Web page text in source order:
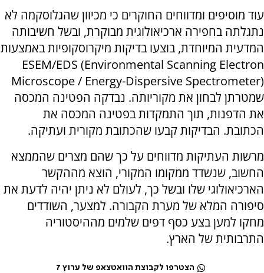
עוד מוסיפים ומדווחים החוקרים כי מכיוון שהגלוסקמה לא
נתגלתה בחפירה ארכיאולוגית מבוקרת, ובשל חשיבותה
המדעית המיוחדת, בוצעו בדיקות מיקרוסקופיות באמצעות
ESEM/EDS (Environmental Scanning Electron
Microscope / Energy-Dispersive Spectrometer)
שמטרתן לבחון את מקוריותה. נבדקה הפטינה המכסה
את הדפנות, תוך התמקדות בפטינה המכסה את
הכתובת. הבדיקות קבעו שהכתובת מקורית ועתיקה.
מרשות העתיקות מדווחים על כך שהם מצרים שהממצא
החשוב, שנשדד ממקומו המקורי, הוצא מההקשר
הארכיאולוגי שלו ובשל כך, לעולם לא ניתן יהיה לדעת את
סיפורה המלא של מערת הקבורה. למצער, השודדים
מחקו למען בצע כסף דפים שלמים מההיסטוריה
התרבותית של הארץ.
הצטרפו לקבוצת הוואטצאפ של ערוץ 7